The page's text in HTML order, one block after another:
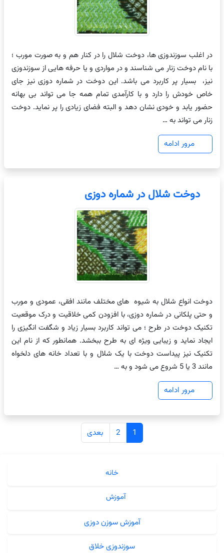
در اغلب سوزندوزی ها، دوخت شلال را در کنار هم و به صورت مورب ؛
با نام دوخت زنار می شناسند و در مواردی و یا حرفه هایی از سوزندوزی
نیز، بسیار پر کاربرد می باشد. این دوخت در شماره دوزی نیز جای
خاص خودش را دارد و با کارآمدی تمام همه جا می تواند بی بهانه
حضور یابد و خودی نشان دهد و البته فضای زیادی را پر نماید. دوخت
زنار می تواند به …
مرور ادامه
دوخت شلال در شماره دوزی
دوخت انواع شلال به شیوه های مختلف مانند افقی، عمودی و مورب
و حتی پلکانی در شماره دوزی، با افزودن کمی خلاقیت و درک موقعیت
تکنیک دوخت در طرح ؛ می تواند کاربرد بسیار زیاد و شگفت انگیزی را
ایجاد نماید و زیبایی ویژه ای به طرح ببخشد. همانطور که از نام این
تکنیک نیز پیداست دوخت با یک شلال و با تعداد خانه های دلخواه
مانند 3 یا 5 شروع می شود و به …
مرور ادامه
1
2 بعدی
خانه
آموزش
آموزش سوزن دوزی
سوزندوزی خلاق